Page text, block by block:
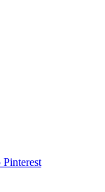
Pinterest